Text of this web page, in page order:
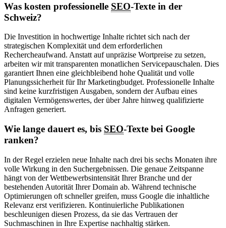
Was kosten professionelle SEO-Texte in der
Schweiz?
Die Investition in hochwertige Inhalte richtet sich nach der
strategischen Komplexität und dem erforderlichen
Rechercheaufwand. Anstatt auf unpräzise Wortpreise zu setzen,
arbeiten wir mit transparenten monatlichen Servicepauschalen. Dies
garantiert Ihnen eine gleichbleibend hohe Qualität und volle
Planungssicherheit für Ihr Marketingbudget. Professionelle Inhalte
sind keine kurzfristigen Ausgaben, sondern der Aufbau eines
digitalen Vermögenswertes, der über Jahre hinweg qualifizierte
Anfragen generiert.
Wie lange dauert es, bis SEO-Texte bei Google
ranken?
In der Regel erzielen neue Inhalte nach drei bis sechs Monaten ihre
volle Wirkung in den Suchergebnissen. Die genaue Zeitspanne
hängt von der Wettbewerbsintensität Ihrer Branche und der
bestehenden Autorität Ihrer Domain ab. Während technische
Optimierungen oft schneller greifen, muss Google die inhaltliche
Relevanz erst verifizieren. Kontinuierliche Publikationen
beschleunigen diesen Prozess, da sie das Vertrauen der
Suchmaschinen in Ihre Expertise nachhaltig stärken.